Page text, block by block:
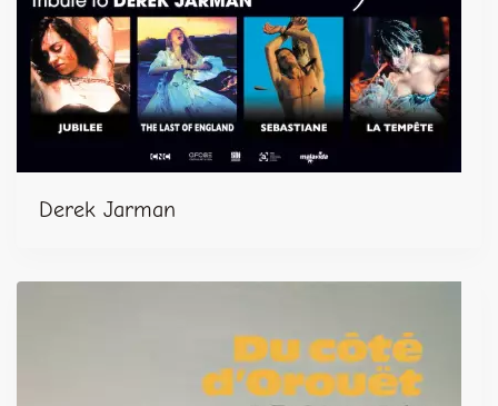
Derek Jarman